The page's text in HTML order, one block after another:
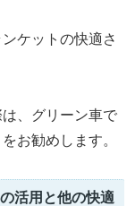
ケットの快適さ
、グリーン車で
お勧めします。
活用と他の快適